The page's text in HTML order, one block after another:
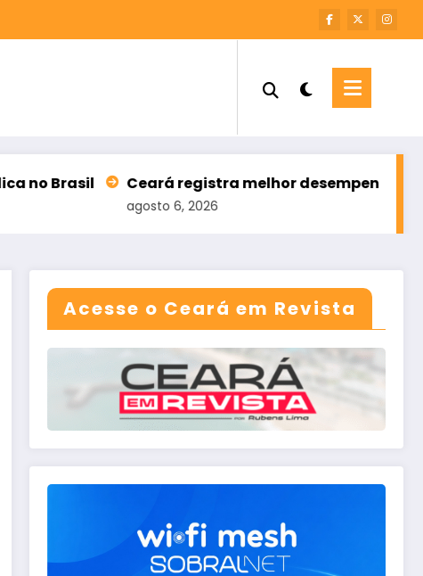
Ceará registra melhor desempenho da história no
Acesse o Ceará em Revista